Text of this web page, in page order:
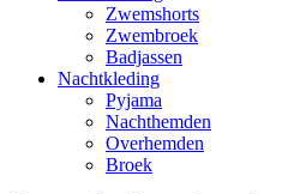
Zwemshorts
Zwembroek
Badjassen
Nachtkleding
Pyjama
Nachthemden
Overhemden
Broek